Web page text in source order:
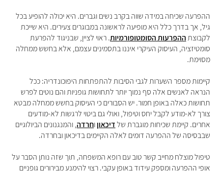
ההפרעה שכיחה במידה שווה בקרב נשים וגברים. היא יכולה להופיע בכל
גיל, אך בדרך כלל היא מופיעה לראשונה במבוגרים צעירים. היא שייכת
לקבוצתההפרעות הסומטופורמיות. ראוי לציין, שבניגוד להפרעת
סומטיזציה, העיסוק העיקרי איננו בתסמינים עצמם, אלא בחשש ממחלה
מסוימת.
קיימות מספר השערות לגבי הסיבות להתפתחות היפוכונדריה: ככל
הנראה לאנשים אלה סף נמוך יותר לתחושות גופניות והם נוטים לפרש
תחושות כאלה באופן חמור. יש הסבורים כי העיסוק בחשש ממחלה מבטא
צורך לא-מודע לקבל יחס וטיפול, ואולי גם ביטוי לרגשות לא-מודעים
אחרים. קיימת שכיחות מוגברת שלדיכאוןוחרדה, והמנגנונים הביולוגיים
שבבסיסה של ההפרעה דומים לאלה הקיימים בדיכאון ובחרדה.
טיפול מוצלח מחייב קשר טוב עם רופא המשפחה, תוך שזה נותן הסבר על
אופי ההפרעה ומספק עידוד באופן עקבי. רצוי להימנע מבירורים גופניים